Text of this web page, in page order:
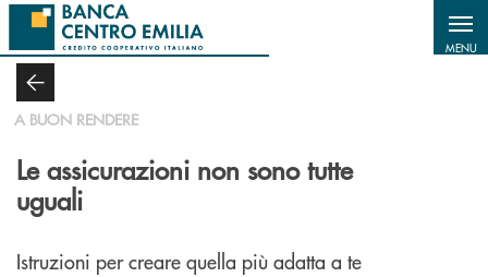
Salta al contenuto principale
MENU
A BUON RENDERE
Le assicurazioni non sono tutte
uguali
Istruzioni per creare quella più adatta a te